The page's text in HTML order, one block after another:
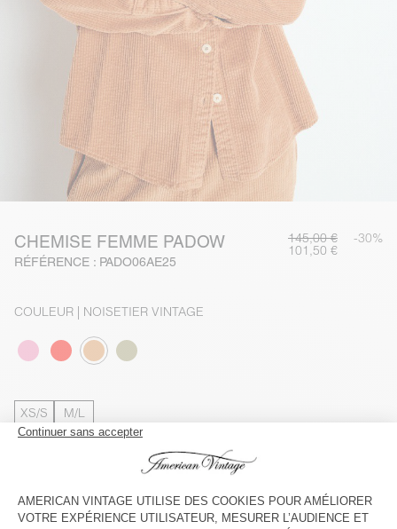
CHEMISE FEMME PADOW
RÉFÉRENCE : PADO06AE25
145,00 € -30%
101,50 €
COULEUR | NOISETIER VINTAGE
XS/S M/L
Le mannequin mesure 178 cm et porte une taille XS-S
Livraison estiméeentre le mardi 11 août et le jeudi 13 août